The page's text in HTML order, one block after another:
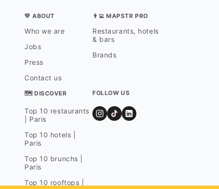
💛 ABOUT
Who we are
Jobs
Press
Contact us
👨‍💻 MAPSTR PRO
Restaurants, hotels
& bars
Brands
🗺 DISCOVER
Top 10 restaurants
| Paris
Top 10 hotels |
Paris
Top 10 brunchs |
Paris
Top 10 rooftops |
FOLLOW US